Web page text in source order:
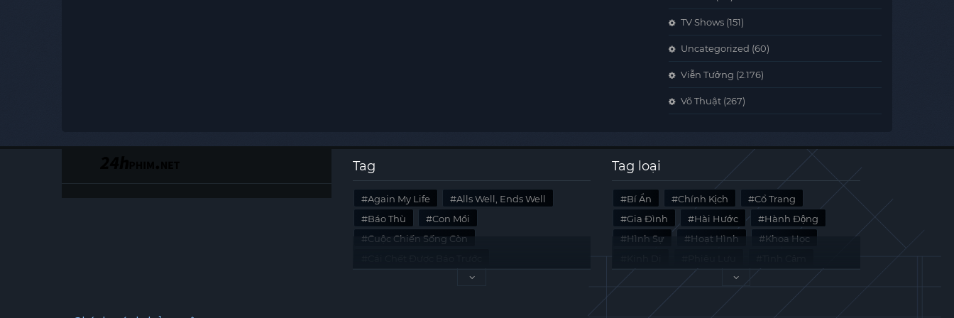
TV Shows (151)
Uncategorized (60)
Viễn Tưởng (2.176)
Võ Thuật (267)
Tag
Again My Life
Alls Well, Ends Well
Báo Thù
Con Mồi
Cuộc Chiến Sống Còn
Last Summer
Tag loại
Bí Ẩn Chính Kịch
Cổ Trang
Gia Đình
Hài Hước
Hành Động
Hình Sự
Hoạt Hình
Khoa Học
Tài Liệu
Tâm Lý Viễn Tưởng